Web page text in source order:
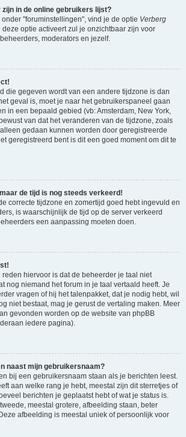
zijn in de online gebruikers lijst?
"foruminstellingen", vind je de optie Verberg
deze optie activeert zul je onzichtbaar zijn voor
moderators en jezelf.
die gegeven wordt van een andere tijdzone is dan
geval is, moet je naar het gebruikerspaneel gaan
in een bepaald gebied (vb: Amsterdam, New York,
van dat het veranderen van de tijdzone, zoals
gedaan kunnen worden door geregistreerde
geregistreerd bent is dit een goed moment om dit te
de tijd is nog steeds verkeerd!
correcte tijdzone en zomertijd goed hebt ingevuld en
is waarschijnlijk de tijd op de server verkeerd
een aanpassing moeten doen.
reden hiervoor is dat de beheerder je taal niet
nog niemand het forum in je taal vertaald heeft. Je
vragen of hij het talenpakket, dat je nodig hebt, wil
niet bestaat, mag je gerust de vertaling maken. Meer
gevonden worden op de website van phpBB
iedere pagina).
naast mijn gebruikersnaam?
bij een gebruikersnaam staan als je berichten leest.
aan welke rang je hebt, meestal zijn dit sterretjes of
berichten je geplaatst hebt of wat je status is.
meestal grotere, afbeelding staan, beter
afbeelding is meestal uniek of persoonlijk voor